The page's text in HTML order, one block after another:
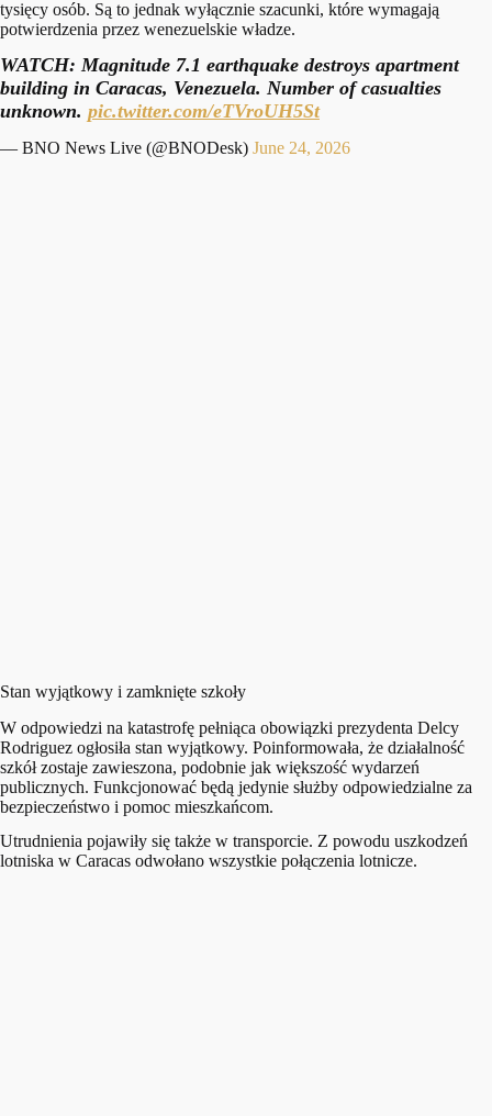
tysięcy osób. Są to jednak wyłącznie szacunki, które wymagają
potwierdzenia przez wenezuelskie władze.
WATCH: Magnitude 7.1 earthquake destroys apartment
building in Caracas, Venezuela. Number of casualties
unknown. pic.twitter.com/eTVroUH5St
— BNO News Live (@BNODesk) June 24, 2026
Stan wyjątkowy i zamknięte szkoły
W odpowiedzi na katastrofę pełniąca obowiązki prezydenta Delcy
Rodriguez ogłosiła stan wyjątkowy. Poinformowała, że działalność
szkół zostaje zawieszona, podobnie jak większość wydarzeń
publicznych. Funkcjonować będą jedynie służby odpowiedzialne za
bezpieczeństwo i pomoc mieszkańcom.
Utrudnienia pojawiły się także w transporcie. Z powodu uszkodzeń
lotniska w Caracas odwołano wszystkie połączenia lotnicze.